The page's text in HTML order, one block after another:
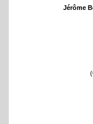
Jérôme